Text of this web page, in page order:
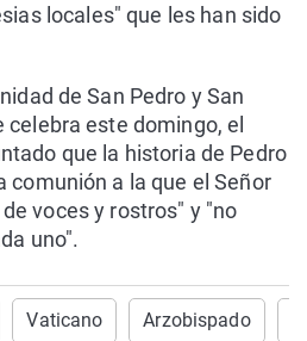
locales" que les han sido
de San Pedro y San
este domingo, el
que la historia de Pedro
comunión a la que el Señor
voces y rostros" y "no
uno".
Vaticano Arzobispado